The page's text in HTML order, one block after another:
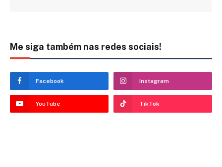
Me siga também nas redes sociais!
Facebook Instagram
YouTube TikTok